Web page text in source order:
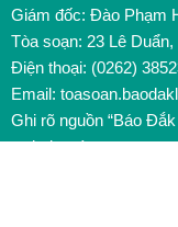
Giám đốc: Đào Phạm
Tòa soạn: 23 Lê
Điện thoại: (0262)
Email:
Ghi rõ nguồn “Báo
website này